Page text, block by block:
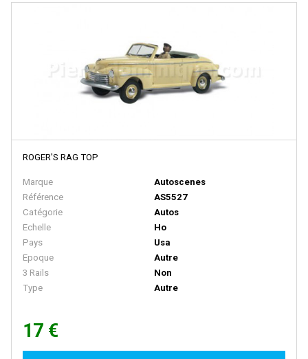
ELEC-TRAINS INTERNATIONAL
Elec-Trains International- MMRG
ELECTROTREN
EPM
Epoche
ERIAM
ESU
ROGER'S RAG TOP
Marque
Autoscenes
Référence
AS5527
Catégorie
Autos
Echelle
Ho
Pays
Usa
Epoque
Autre
3 Rails
Non
Type
Autre
17 €